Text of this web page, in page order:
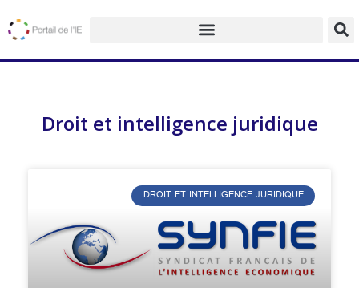
Droit et intelligence juridique
DROIT ET INTELLIGENCE JURIDIQUE